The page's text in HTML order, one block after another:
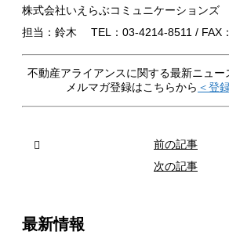
株式会社いえらぶコミュニケーション
担当：鈴木 TEL：03-4214-8511 / FAX
不動産アライアンスに関する最新ニュー
メルマガ登録はこちらから ＜登
前の記事
次の記事
最新情報